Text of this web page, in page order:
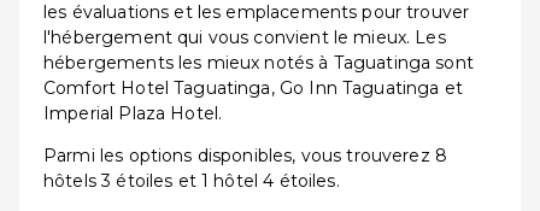
les évaluations et les emplacements pour trouver
l'hébergement qui vous convient le mieux. Les
hébergements les mieux notés à Taguatinga sont
Comfort Hotel Taguatinga, Go Inn Taguatinga et
Imperial Plaza Hotel.
Parmi les options disponibles, vous trouverez 8
hôtels 3 étoiles et 1 hôtel 4 étoiles.